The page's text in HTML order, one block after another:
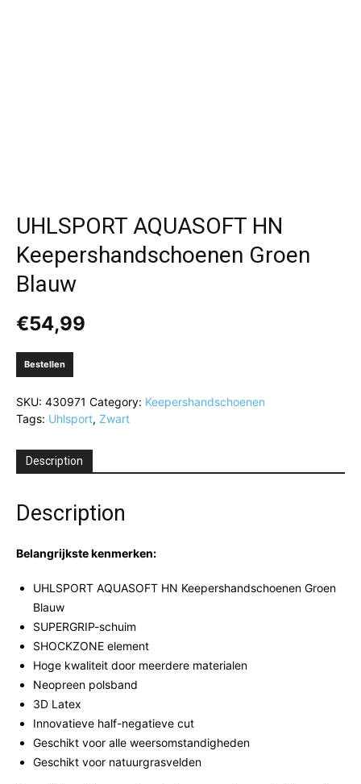
UHLSPORT AQUASOFT HN
Keepershandschoenen Groen
Blauw
€54,99
Bestellen
SKU: 430971 Category: Keepershandschoenen
Tags: Uhlsport, Zwart
Description
Description
Belangrijkste kenmerken:
UHLSPORT AQUASOFT HN Keepershandschoenen Groen
Blauw
SUPERGRIP-schuim
SHOCKZONE element
Hoge kwaliteit door meerdere materialen
Neopreen polsband
3D Latex
Innovatieve half-negatieve cut
Geschikt voor alle weersomstandigheden
Geschikt voor natuurgrasvelden